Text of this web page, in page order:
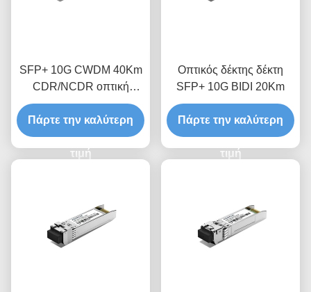
SFP+ 10G CWDM 40Km
CDR/NCDR οπτική
μονάδα δέκτη
Πάρτε την καλύτερη
τιμή
Οπτικός δέκτης δέκτη
SFP+ 10G BIDI 20Km
Πάρτε την καλύτερη
τιμή